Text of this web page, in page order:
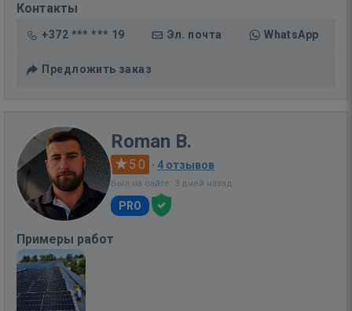
Контакты
+372 *** *** 19 Эл. почта WhatsApp
Предложить заказ
Roman B.
5.0 · 4 отзывов
Был на сайте: 3 дней назад
PRO
Примеры работ